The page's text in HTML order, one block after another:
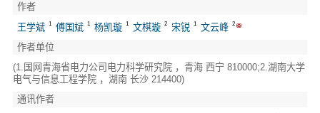
作者
王学斌 1 傅国斌 1 杨凯璇 1 文棋璇 2 宋锐 1 文云峰 2
作者单位
(1.国网青海省电力公司电力科学研究院 ，青海 西宁 810000;2.湖南大学
电气与信息工程学院 ，湖南 长沙 214400)
通讯作者